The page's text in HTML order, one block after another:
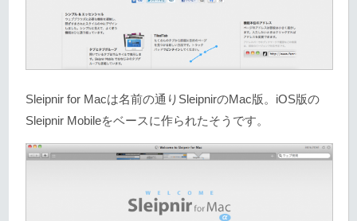
Sleipnir for Macは名前の通りSleipnirのMac版。iOS版の
Sleipnir Mobileをベースに作られたそうです。